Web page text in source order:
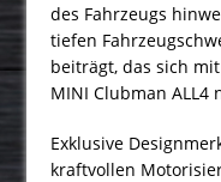
des Fahrzeugs
tiefen
beiträgt, das sich
MINI Clubman
Exklusive
kraftvollen